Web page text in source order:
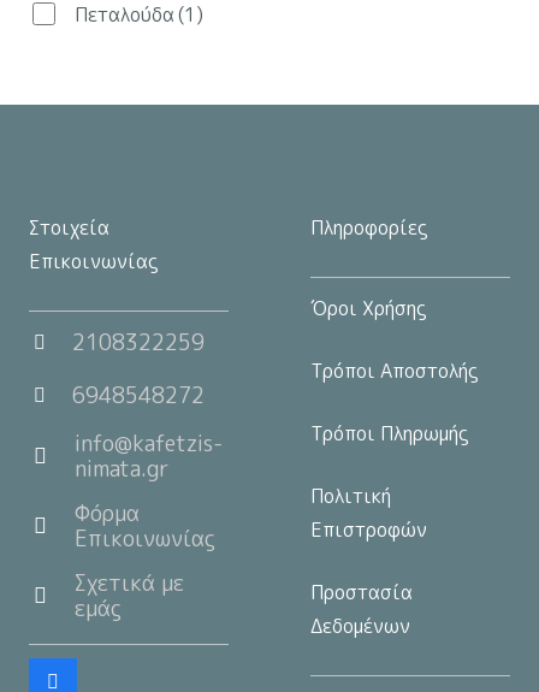
σελίδα
Πεταλούδα(1)
Στοιχεία
Επικοινωνίας
2108322259
6948548272
info@kafetzis-
nimata.gr
Φόρμα
Επικοινωνίας
Σχετικά με
εμάς
Πληροφορίες
Όροι Χρήσης
Τρόποι Αποστολής
Τρόποι Πληρωμής
Πολιτική
Επιστροφών
Προστασία
Δεδομένων